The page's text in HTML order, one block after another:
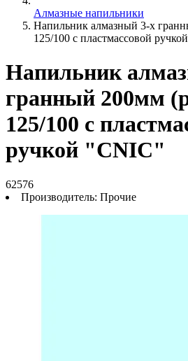
Алмазные напильники
Напильник алмазный 3-х
125/100 с пластмассовой
Напильник
гранный 200мм
125/100 с
ручкой "CNIC"
62576
Производитель: Прочие